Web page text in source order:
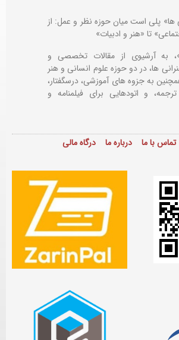
پلی است میان حوزه نظر و عمل: از
تا «هنر و ادبیات»
به آرشیوی از مقالات تخصصی و
ها، در دو حوزه علوم انسانی و هنر
به جزوه های آموزشی، درسگفتار،
و اتودهایی برایفیلمنامه و
تماس با ما درباره ما درگاه مالی